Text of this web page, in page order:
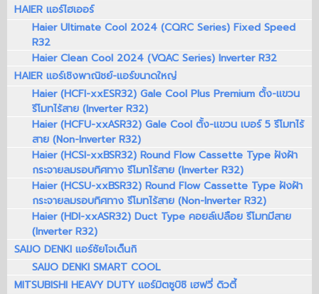
HAIER แอร์ไฮเออร์
Haier Ultimate Cool 2024 (CQRC Series) Fixed Speed
R32
Haier Clean Cool 2024 (VQAC Series) Inverter R32
HAIER แอร์เชิงพาณิชย์-แอร์ขนาดใหญ่
Haier (HCFI-xxESR32) Gale Cool Plus Premium ตั้ง-แขวน
รีโมทไร้สาย (Inverter R32)
Haier (HCFU-xxASR32) Gale Cool ตั้ง-แขวน เบอร์ 5 รีโมทไร้
สาย (Non-Inverter R32)
Haier (HCSI-xxBSR32) Round Flow Cassette Type ฝังฝ้า
กระจายลมรอบทิศทาง รีโมทไร้สาย (Inverter R32)
Haier (HCSU-xxBSR32) Round Flow Cassette Type ฝังฝ้า
กระจายลมรอบทิศทาง รีโมทไร้สาย (Non-Inverter R32)
Haier (HDI-xxASR32) Duct Type คอยล์เปลือย รีโมทมีสาย
(Inverter R32)
SAIJO DENKI แอร์ซัยโจเด็นกิ
SAIJO DENKI SMART COOL
MITSUBISHI HEAVY DUTY แอร์มิตซูบิชิ เฮฟวี่ ดิวตี้